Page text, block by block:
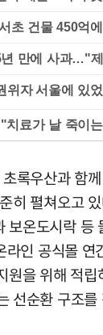
초 건물 450억
년 만에 사과…"
치료가 날 죽이
록우산과 함
히 펼쳐오고
보온도시락 등
인 공식몰 연
을 위해 적립
선순환 구조